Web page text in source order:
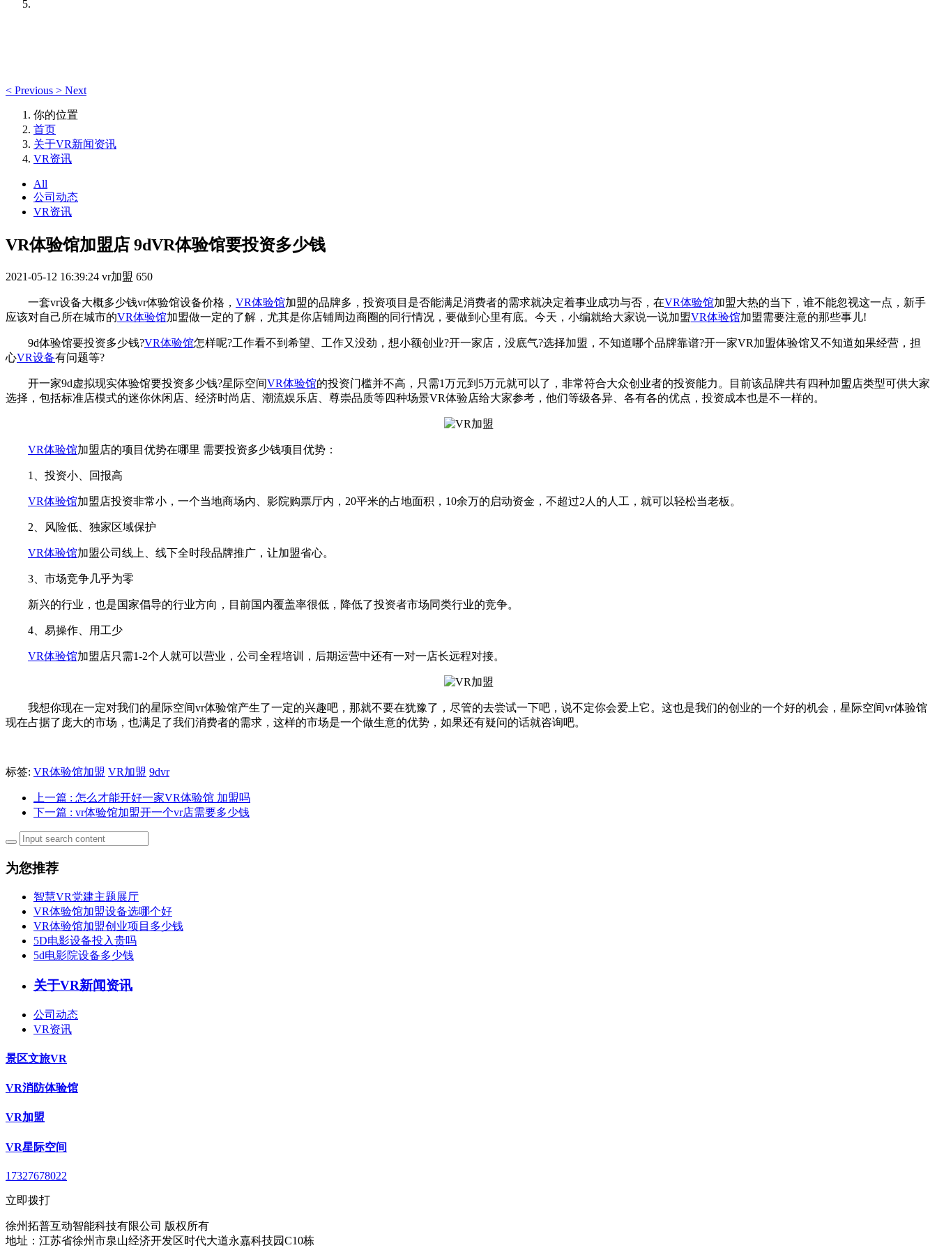
< Previous > Next
你的位置
首页
关于VR新闻资讯
VR资讯
All
公司动态
VR资讯
VR体验馆加盟店 9dVR体验馆要投资多少钱
2021-05-12 16:39:24 vr加盟 650
一套vr设备大概多少钱vr体验馆设备价格， VR体验馆加盟的品牌多，投资项目是否能满足消费者的需求就决定着事业成功与否，在VR体验馆加盟大热的当下，谁不能忽视这一点，新手
应该对自己所在城市的VR体验馆加盟做一定的了解，尤其是你店铺周边商圈的同行情况，要做到心里有底。今天，小编就给大家说一说加盟VR体验馆加盟需要注意的那些事儿!
9d体验馆要投资多少钱?VR体验馆怎样呢?工作看不到希望、工作又没劲，想小额创业?开一家店，没底气?选择加盟，不知道哪个品牌靠谱?开一家VR加盟体验馆又不知道如果经营，担
心VR设备有问题等?
开一家9d虚拟现实体验馆要投资多少钱?星际空间VR体验馆的投资门槛并不高，只需1万元到5万元就可以了，非常符合大众创业者的投资能力。目前该品牌共有四种加盟店类型可供大家
选择，包括标准店模式的迷你休闲店、经济时尚店、潮流娱乐店、尊崇品质等四种场景VR体验店给大家参考，他们等级各异、各有各的优点，投资成本也是不一样的。
VR体验馆加盟店的项目优势在哪里 需要投资多少钱项目优势：
1、投资小、回报高
VR体验馆加盟店投资非常小，一个当地商场内、影院购票厅内，20平米的占地面积，10余万的启动资金，不超过2人的人工，就可以轻松当老板。
2、风险低、独家区域保护
VR体验馆加盟公司线上、线下全时段品牌推广，让加盟省心。
3、市场竞争几乎为零
新兴的行业，也是国家倡导的行业方向，目前国内覆盖率很低，降低了投资者市场同类行业的竞争。
4、易操作、用工少
VR体验馆加盟店只需1-2个人就可以营业，公司全程培训，后期运营中还有一对一店长远程对接。
我想你现在一定对我们的星际空间vr体验馆产生了一定的兴趣吧，那就不要在犹豫了，尽管的去尝试一下吧，说不定你会爱上它。这也是我们的创业的一个好的机会，星际空间vr体验馆
现在占据了庞大的市场，也满足了我们消费者的需求，这样的市场是一个做生意的优势，如果还有疑问的话就咨询吧。
标签: VR体验馆加盟 VR加盟 9dvr
上一篇 : 怎么才能开好一家VR体验馆 加盟吗
下一篇 : vr体验馆加盟开一个vr店需要多少钱
为您推荐
智慧VR党建主题展厅
VR体验馆加盟设备选哪个好
VR体验馆加盟创业项目多少钱
5D电影设备投入贵吗
5d电影院设备多少钱
关于VR新闻资讯
公司动态
VR资讯
景区文旅VR
VR消防体验馆
VR加盟
VR星际空间
17327678022
立即拨打
徐州拓普互动智能科技有限公司 版权所有
地址：江苏省徐州市泉山经济开发区时代大道永嘉科技园C10栋